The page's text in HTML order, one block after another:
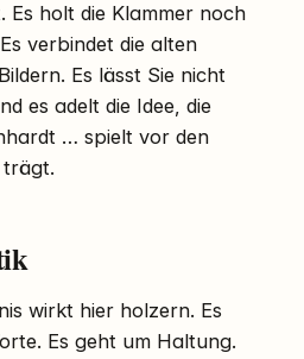
Es holt die Klammer noch
verbindet die alten
Es lässt Sie nicht
es adelt die Idee, die
… spielt vor den
trägt.
wirkt hier holzern. Es
Es geht um Haltung.